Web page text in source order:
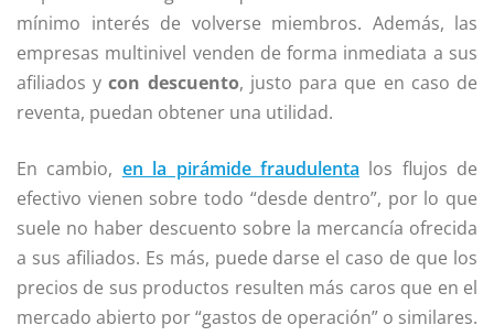
mínimo interés de volverse miembros. Además, las
empresas multinivel venden de forma inmediata a sus
afiliados ycon descuento, justo para que en caso de
reventa, puedan obtener una utilidad.
En cambio, en la pirámide fraudulenta los flujos de
efectivo vienen sobre todo “desde dentro”, por lo que
suele no haber descuento sobre la mercancía ofrecida
a sus afiliados. Es más, puede darse el caso de que los
precios de sus productos resulten más caros que en el
mercado abierto por “gastos de operación” o similares.